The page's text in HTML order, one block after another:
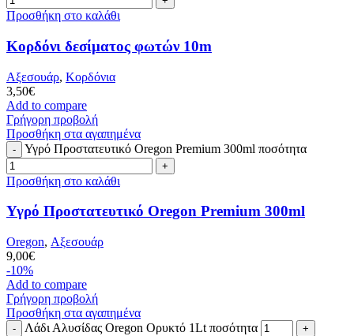
Προσθήκη στο καλάθι
Κορδόνι δεσίματος φωτών 10m
Αξεσουάρ, Κορδόνια
3,50€
Add to compare
Γρήγορη προβολή
Προσθήκη στα αγαπημένα
Υγρό Προστατευτικό Oregon Premium 300ml ποσότητα
Προσθήκη στο καλάθι
Υγρό Προστατευτικό Oregon Premium 300ml
Oregon, Αξεσουάρ
9,00€
-10%
Add to compare
Γρήγορη προβολή
Προσθήκη στα αγαπημένα
Λάδι Αλυσίδας Oregon Ορυκτό 1Lt ποσότητα